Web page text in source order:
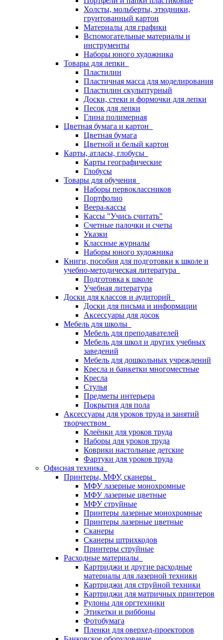
Холсты, мольберты, этюдники,
грунтованный картон
Материалы для графики
Вспомогательные материалы и
инструменты
Наборы юного художника
Товары для лепки
Пластилин
Пластичная масса для моделирования
Пластилин скульптурный
Доски, стеки и формочки для лепки
Песок для лепки
Глина полимерная
Цветная бумага и картон
Цветная бумага
Цветной и белый картон
Карты, атласы, глобусы
Карты географические
Глобусы
Товары для обучения
Наборы первоклассников
Портфолио
Веера-кассы
Кассы "Учись считать"
Счетные палочки и счеты
Указки
Классные журналы
Наборы юного художника
Книги, пособия для подготовки к школе и
учебно-методическая литература
Подготовка к школе
Учебная литература
Доски для классов и аудиторий
Доски для письма и информации
Аксессуары для досок
Мебель для школы
Мебель для преподавателей
Мебель для школ и других учебных
заведений
Мебель для дошкольных учреждений
Кресла и банкетки многоместные
Кресла
Стулья
Предметы интерьера
Покрытия для пола
Аксессуары для уроков труда и занятий
творчеством
Клеёнки для уроков труда
Наборы для уроков труда
Коврики настольные детские
Фартуки для уроков труда
Офисная техника
Принтеры, МФУ, сканеры
МФУ лазерные монохромные
МФУ лазерные цветные
МФУ струйные
Принтеры лазерные монохромные
Принтеры лазерные цветные
Сканеры
Сканеры штрихкодов
Принтеры струйные
Расходные материалы
Картриджи и другие расходные
материалы для лазерной техники
Картриджи для струйной техники
Картриджи для матричных принтеров
Рулоны для оргтехники
Этикетки и риббоны
Фотобумага
Пленки для оверхед-проекторов